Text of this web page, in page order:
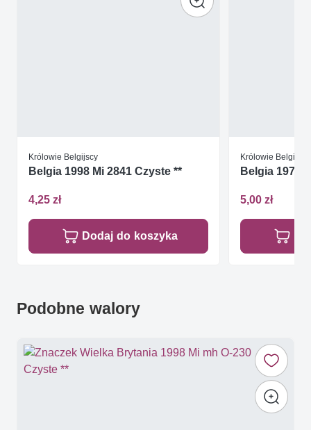
Królowie Belgijscy
Belgia 1998 Mi 2841 Czyste **
4,25 zł
Dodaj do koszyka
Królowie Belgijscy
Belgia 1976
5,00 zł
Podobne walory